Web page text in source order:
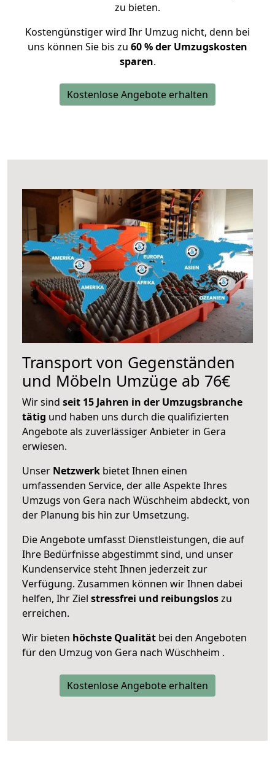
zu bieten.
Kostengünstiger wird Ihr Umzug nicht, denn bei
uns können Sie bis zu 60 % der Umzugskosten
sparen.
Kostenlose Angebote erhalten
Transport von Gegenständen
und Möbeln Umzüge ab 76€
Wir sind seit 15 Jahren in der Umzugsbranche
tätig und haben uns durch die qualifizierten
Angebote als zuverlässiger Anbieter in Gera
erwiesen.
Unser Netzwerk bietet Ihnen einen
umfassenden Service, der alle Aspekte Ihres
Umzugs von Gera nach Wüschheim abdeckt, von
der Planung bis hin zur Umsetzung.
Die Angebote umfasst Dienstleistungen, die auf
Ihre Bedürfnisse abgestimmt sind, und unser
Kundenservice steht Ihnen jederzeit zur
Verfügung. Zusammen können wir Ihnen dabei
helfen, Ihr Ziel stressfrei und reibungsloszu
erreichen.
Wir bieten höchste Qualität bei den Angeboten
für den Umzug von Gera nach Wüschheim .
Kostenlose Angebote erhalten